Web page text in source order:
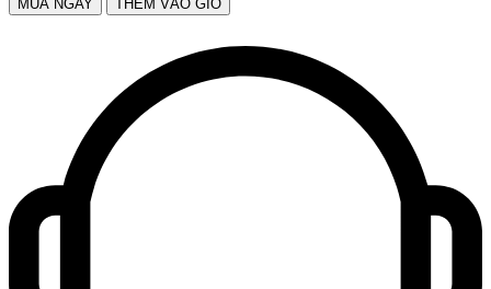
MUA NGAY THÊM VÀO GIỎ